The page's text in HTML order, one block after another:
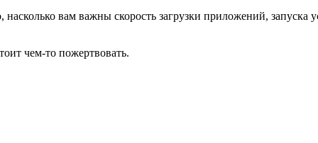
вам важны скорость загрузки приложений, запуска
чем-то пожертвовать.